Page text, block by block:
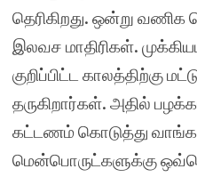
தெரிகிறது. ஒன்று
இலவச மாதிரிகள்.
குறிப்பிட்ட காலத்திற்கு
தருகிறார்கள். அதில்
கட்டணம் கொடுத்து
மென்பொருட்களுக்கு